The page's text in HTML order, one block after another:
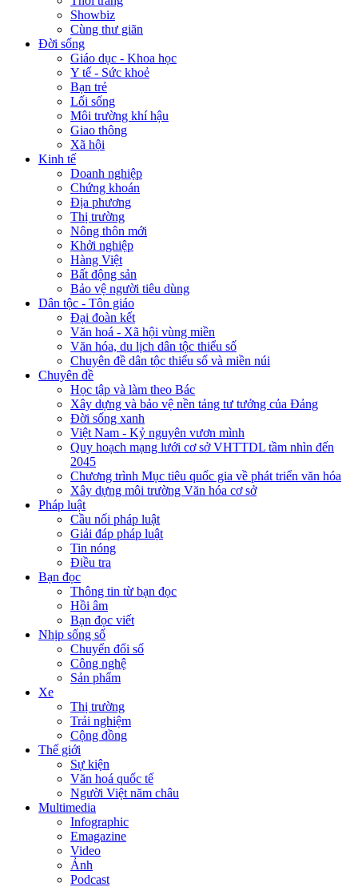
Showbiz
Cùng thư giãn
Đời sống
Giáo dục - Khoa học
Y tế - Sức khoẻ
Bạn trẻ
Lối sống
Môi trường khí hậu
Giao thông
Xã hội
Kinh tế
Doanh nghiệp
Chứng khoán
Địa phương
Thị trường
Nông thôn mới
Khởi nghiệp
Hàng Việt
Bất động sản
Bảo vệ người tiêu dùng
Dân tộc - Tôn giáo
Đại đoàn kết
Văn hoá - Xã hội vùng miền
Văn hóa, du lịch dân tộc thiểu số
Chuyên đề dân tộc thiểu số và miền núi
Chuyên đề
Học tập và làm theo Bác
Xây dựng và bảo vệ nền tảng tư tưởng của Đảng
Đời sống xanh
Việt Nam - Kỷ nguyên vươn mình
Quy hoạch mạng lưới cơ sở VHTTDL tầm nhìn đến
2045
Chương trình Mục tiêu quốc gia về phát triển văn hóa
Xây dựng môi trường Văn hóa cơ sở
Pháp luật
Cầu nối pháp luật
Giải đáp pháp luật
Tin nóng
Điều tra
Bạn đọc
Thông tin từ bạn đọc
Hồi âm
Bạn đọc viết
Nhịp sống số
Chuyển đổi số
Công nghệ
Sản phẩm
Xe
Thị trường
Trải nghiệm
Cộng đồng
Thế giới
Sự kiện
Văn hoá quốc tế
Người Việt năm châu
Multimedia
Infographic
Emagazine
Video
Ảnh
Podcast